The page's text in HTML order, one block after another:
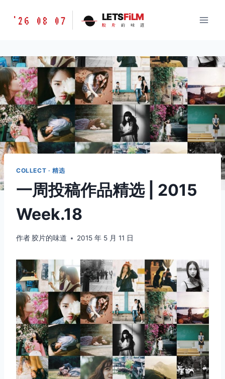
胶
味
道
LETSFILM
'26 08 07 LETSFiLM
胶 片 的 味 道
COLLECT · 精选
一周投稿作品精选 | 2015
Week.18
作者 胶片的味道 2015 年 5 月 11 日